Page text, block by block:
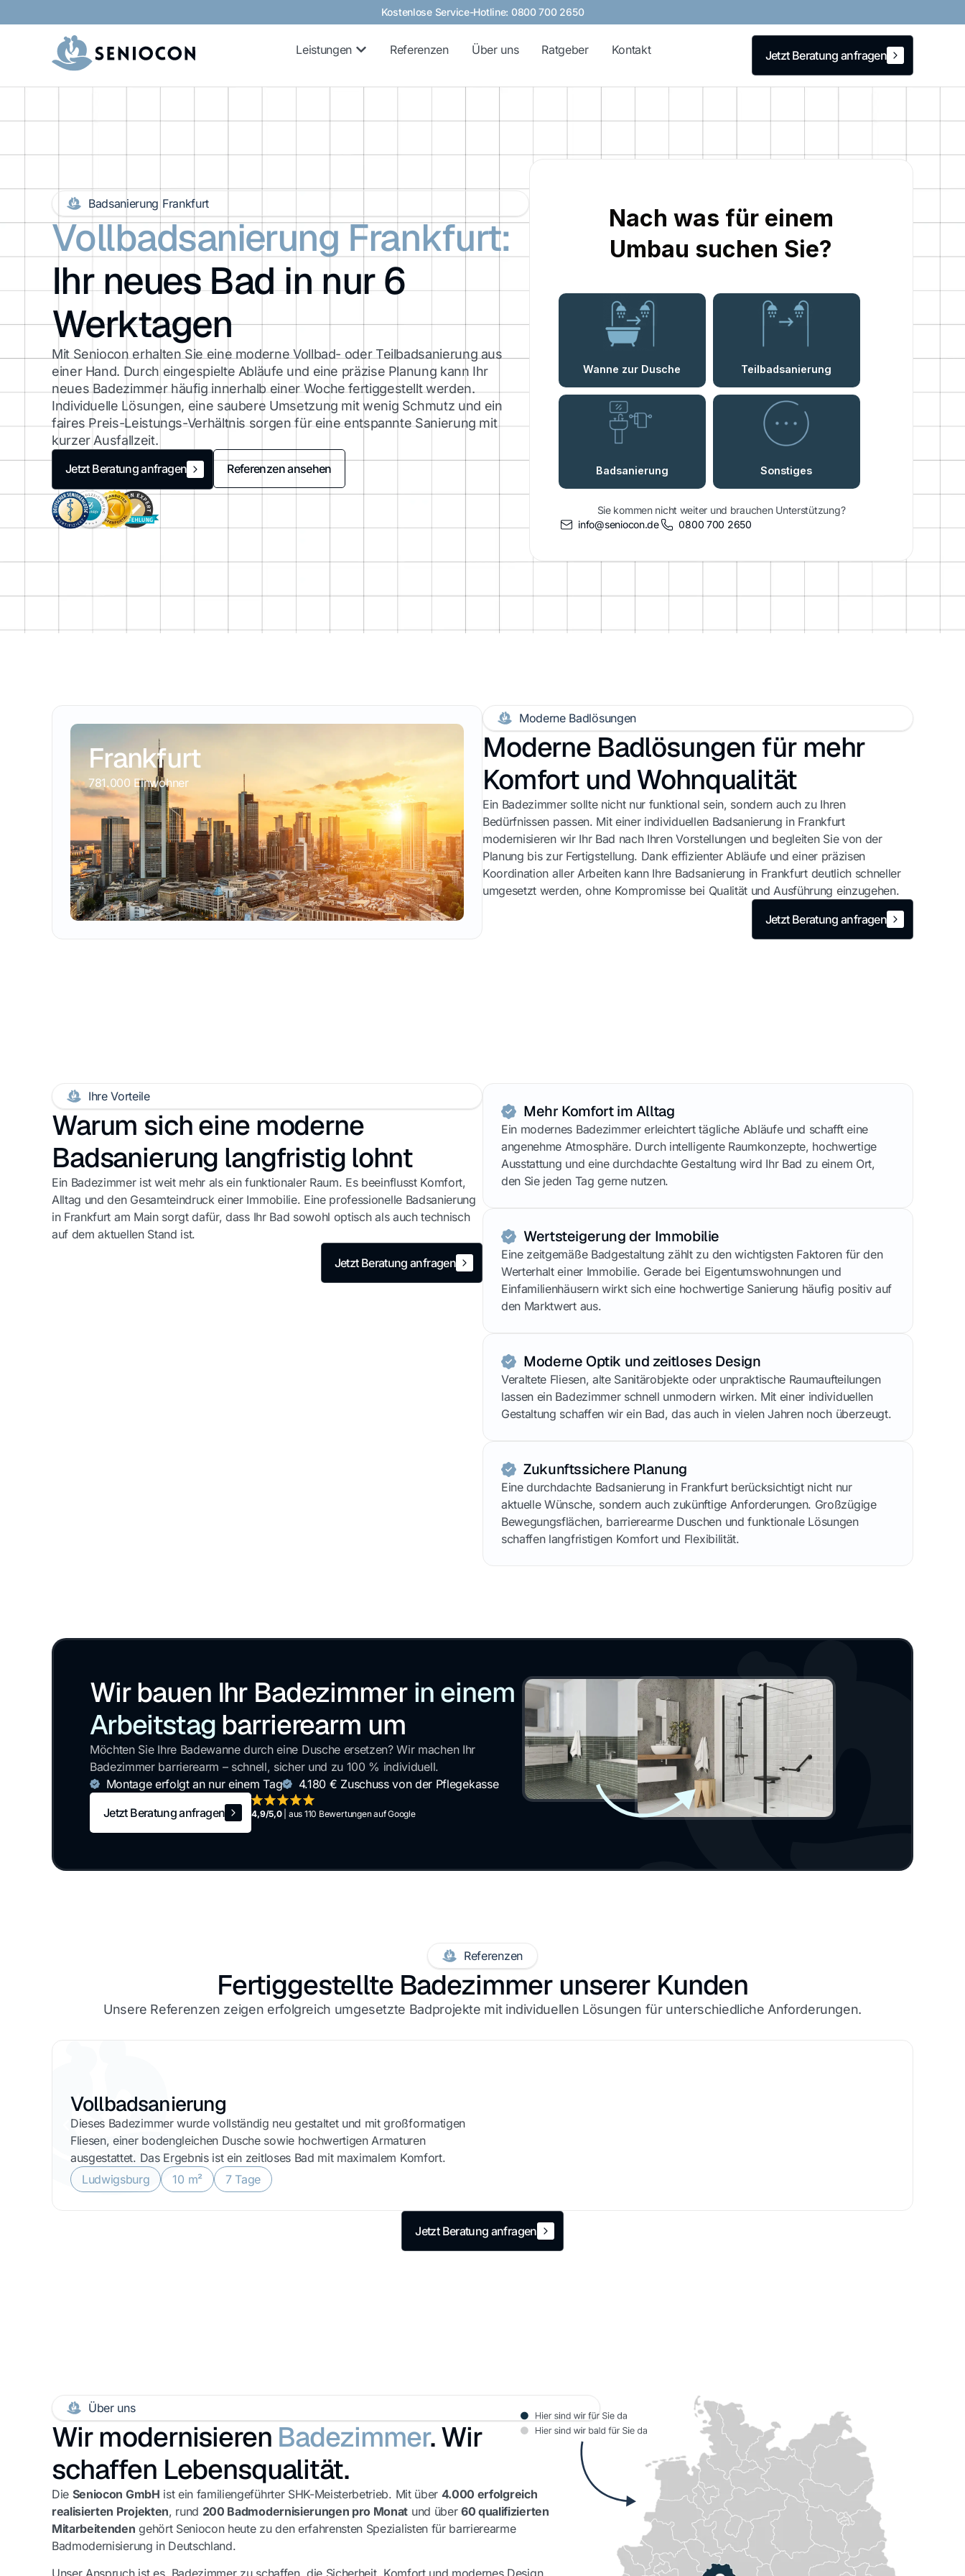
Kostenlose Service-Hotline: 0800 700 2650
Leistungen Referenzen Über uns Ratgeber Kontakt
Jetzt Beratung anfragen
Badsanierung Frankfurt
Vollbadsanierung Frankfurt:
Ihr neues Bad in nur 6
Werktagen
Mit Seniocon erhalten Sie eine moderne Vollbad- oder Teilbadsanierung aus
einer Hand. Durch eingespielte Abläufe und eine präzise Planung kann Ihr
neues Badezimmer häufig innerhalb einer Woche fertiggestellt werden.
Individuelle Lösungen, eine saubere Umsetzung mit wenig Schmutz und ein
faires Preis-Leistungs-Verhältnis sorgen für eine entspannte Sanierung mit
kurzer Ausfallzeit.
Jetzt Beratung anfragen
Referenzen ansehen
Sie kommen nicht weiter und brauchen Unterstützung?
info@seniocon.de
0800 700 2650
Frankfurt
781.000 Einwohner
Moderne Badlösungen
Moderne Badlösungen für mehr
Komfort und Wohnqualität
Ein Badezimmer sollte nicht nur funktional sein, sondern auch zu Ihren
Bedürfnissen passen. Mit einer individuellen Badsanierung in Frankfurt
modernisieren wir Ihr Bad nach Ihren Vorstellungen und begleiten Sie von der
Planung bis zur Fertigstellung. Dank effizienter Abläufe und einer präzisen
Koordination aller Arbeiten kann Ihre Badsanierung in Frankfurt deutlich schneller
umgesetzt werden, ohne Kompromisse bei Qualität und Ausführung einzugehen.
Jetzt Beratung anfragen
Ihre Vorteile
Warum sich eine moderne
Badsanierung langfristig lohnt
Ein Badezimmer ist weit mehr als ein funktionaler Raum. Es beeinflusst Komfort,
Alltag und den Gesamteindruck einer Immobilie. Eine professionelle Badsanierung
in Frankfurt am Main sorgt dafür, dass Ihr Bad sowohl optisch als auch technisch
auf dem aktuellen Stand ist.
Jetzt Beratung anfragen
Mehr Komfort im Alltag
Ein modernes Badezimmer erleichtert tägliche Abläufe und schafft eine
angenehme Atmosphäre. Durch intelligente Raumkonzepte, hochwertige
Ausstattung und eine durchdachte Gestaltung wird Ihr Bad zu einem Ort,
den Sie jeden Tag gerne nutzen.
Wertsteigerung der Immobilie
Eine zeitgemäße Badgestaltung zählt zu den wichtigsten Faktoren für den
Werterhalt einer Immobilie. Gerade bei Eigentumswohnungen und
Einfamilienhäusern wirkt sich eine hochwertige Sanierung häufig positiv auf
den Marktwert aus.
Moderne Optik und zeitloses Design
Veraltete Fliesen, alte Sanitärobjekte oder unpraktische Raumaufteilungen
lassen ein Badezimmer schnell unmodern wirken. Mit einer individuellen
Gestaltung schaffen wir ein Bad, das auch in vielen Jahren noch überzeugt.
Zukunftssichere Planung
Eine durchdachte Badsanierung in Frankfurt berücksichtigt nicht nur
aktuelle Wünsche, sondern auch zukünftige Anforderungen. Großzügige
Bewegungsflächen, barrierearme Duschen und funktionale Lösungen
schaffen langfristigen Komfort und Flexibilität.
Wir bauen Ihr Badezimmerin einem
Arbeitstag barrierearm um
Möchten Sie Ihre Badewanne durch eine Dusche ersetzen? Wir machen Ihr
Badezimmer barrierearm – schnell, sicher und zu 100 % individuell.
Montage erfolgt an nur einem Tag
4.180 € Zuschuss von der Pflegekasse
Jetzt Beratung anfragen
4,9/5,0| aus 110 Bewertungen auf Google
Referenzen
Fertiggestellte Badezimmer unserer Kunden
Unsere Referenzen zeigen erfolgreich umgesetzte Badprojekte mit individuellen Lösungen für unterschiedliche Anforderungen.
Vollbadsanierung
Dieses Badezimmer wurde vollständig neu gestaltet und mit großformatigen
Fliesen, einer bodengleichen Dusche sowie hochwertigen Armaturen
ausgestattet. Das Ergebnis ist ein zeitloses Bad mit maximalem Komfort.
Ludwigsburg
10 m² 7 Tage
Vorher
Jetzt Beratung anfragen
Über uns
Wir modernisieren Badezimmer. Wir
schaffen Lebensqualität.
Die Seniocon GmbH ist ein familiengeführter SHK-Meisterbetrieb. Mit über 4.000 erfolgreich
realisierten Projekten, rund 200 Badmodernisierungen pro Monat und über 60 qualifizierten
Mitarbeitenden gehört Seniocon heute zu den erfahrensten Spezialisten für barrierearme
Badmodernisierung in Deutschland.